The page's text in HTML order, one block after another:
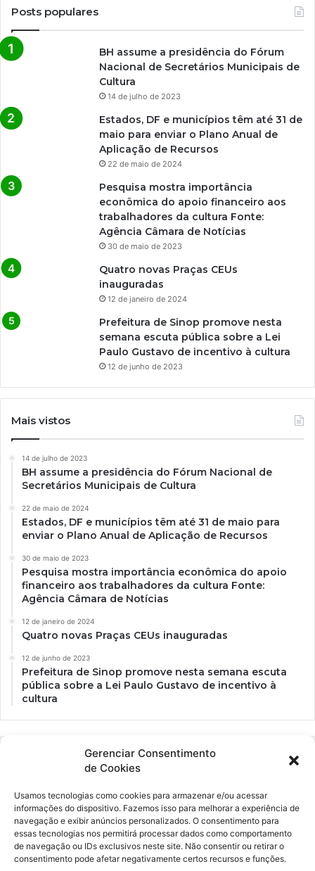
Gerenciar Consentimento
de Cookies
Usamos tecnologias como cookies para armazenar e/ou acessar
informações do dispositivo. Fazemos isso para melhorar a experiência de
navegação e exibir anúncios personalizados. O consentimento para
essas tecnologias nos permitirá processar dados como comportamento
de navegação ou IDs exclusivos neste site. Não consentir ou retirar o
consentimento pode afetar negativamente certos recursos e funções.
Posts populares
BH assume a presidência do Fórum
Nacional de Secretários Municipais de
Cultura
14 de julho de 2023
Estados, DF e municípios têm até 31 de
maio para enviar o Plano Anual de
Aplicação de Recursos
22 de maio de 2024
Pesquisa mostra importância
econômica do apoio financeiro aos
trabalhadores da cultura Fonte:
Agência Câmara de Notícias
30 de maio de 2023
Quatro novas Praças CEUs
inauguradas
12 de janeiro de 2024
Prefeitura de Sinop promove nesta
semana escuta pública sobre a Lei
Paulo Gustavo de incentivo à cultura
12 de junho de 2023
Mais vistos
14 de julho de 2023
BH assume a presidência do Fórum Nacional de
Secretários Municipais de Cultura
22 de maio de 2024
Estados, DF e municípios têm até 31 de maio para
enviar o Plano Anual de Aplicação de Recursos
30 de maio de 2023
Pesquisa mostra importância econômica do apoio
financeiro aos trabalhadores da cultura Fonte:
Agência Câmara de Notícias
12 de janeiro de 2024
Quatro novas Praças CEUs inauguradas
12 de junho de 2023
Prefeitura de Sinop promove nesta semana escuta
pública sobre a Lei Paulo Gustavo de incentivo à
cultura
Ockara é uma plataforma multicultural e criativa. Nossa proposta é
oferecer o máximo de ferramentas para realizadores e
gerenciadores de espaços criativos e culturais.